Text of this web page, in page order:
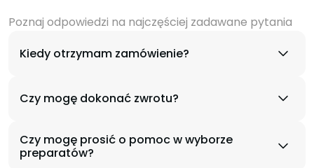
Poznaj odpowiedzi na najczęściej zadawane pytania
Kiedy otrzymam zamówienie?
Czy mogę dokonać zwrotu?
Czy mogę prosić o pomoc w wyborze
preparatów?